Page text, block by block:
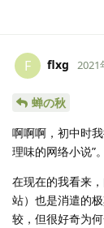
F flxg 2021
蝉の秋
啊啊啊，初中时
理味的网络小说”
在现在的我看来
站）也是消遣的
较，但很好奇为